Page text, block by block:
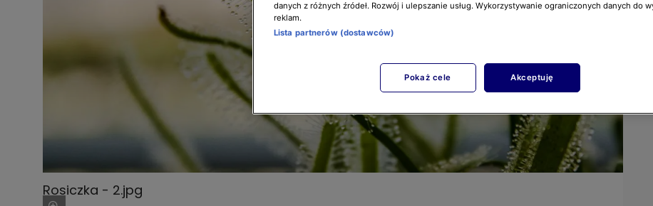
Rosiczka - 2.jpg
danych z różnych źródeł. Rozwój i ulepszanie usług. Wykorzystywanie ograniczonych danych do
reklam.
Lista partnerów (dostawców)
Pokaż cele Akceptuję